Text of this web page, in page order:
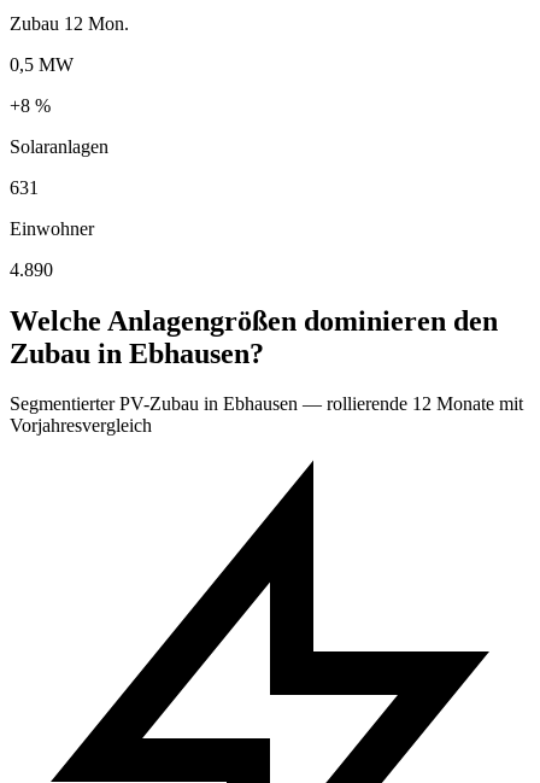
Zubau 12 Mon.
0,5 MW
+8 %
Solaranlagen
631
Einwohner
4.890
Welche Anlagengrößen dominieren den
Zubau in Ebhausen?
Segmentierter PV-Zubau in Ebhausen — rollierende 12 Monate mit
Vorjahresvergleich